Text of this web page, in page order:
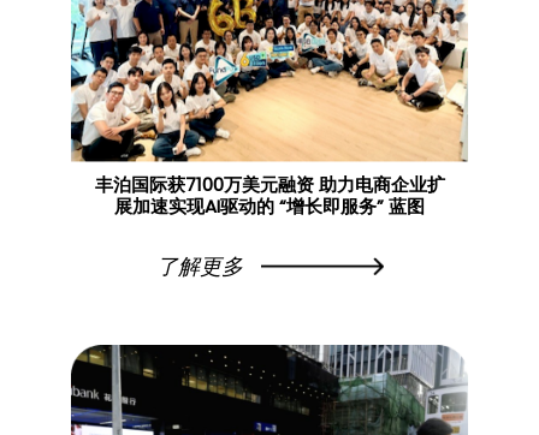
丰泊国际获7100万美元融资 助力电商企业扩
展加速实现AI驱动的 “增长即服务” 蓝图
了解更多